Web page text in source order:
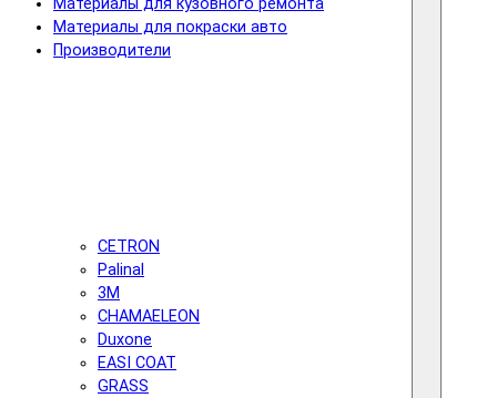
Материалы для кузовного ремонта
Материалы для покраски авто
Производители
CETRON
Palinal
3M
CHAMAELEON
Duxone
EASI COAT
GRASS